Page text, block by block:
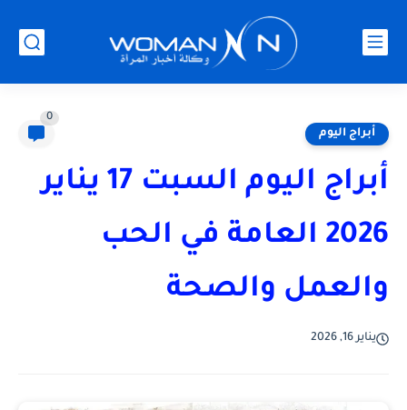
أبراج اليوم
0
أبراج اليوم السبت 17 يناير
2026 العامة في الحب
والعمل والصحة
يناير 16, 2026